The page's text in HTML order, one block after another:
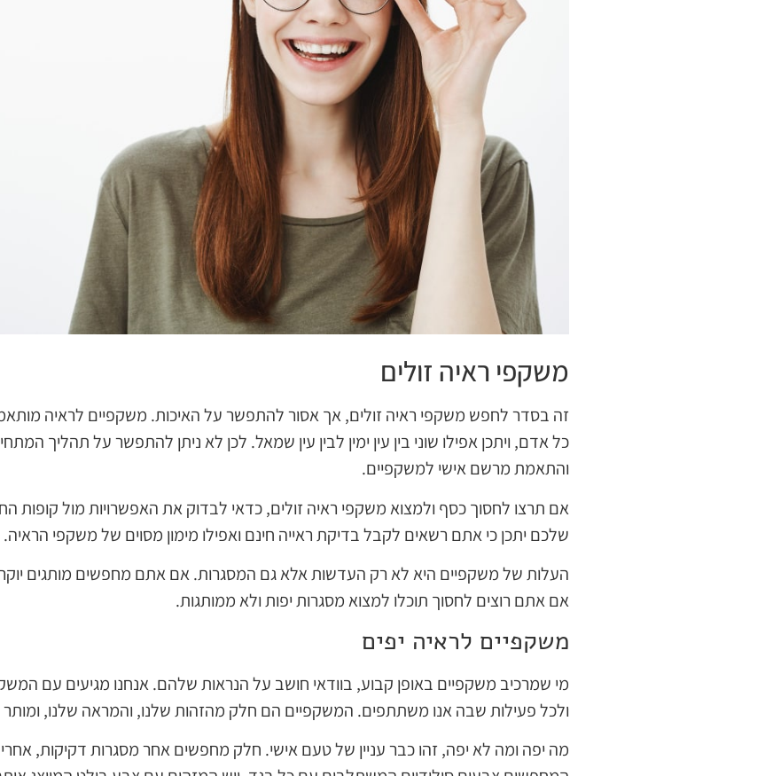
משקפי ראיה זולים
זה בסדר לחפש משקפי ראיה זולים, אך אסור להתפשר על האיכות. משקפיים לראיה
כל אדם, ויתכן אפילו שוני בין עין ימין לבין עין שמאל. לכן לא ניתן להתפשר על תהליך
והתאמת מרשם אישי למשקפיים.
אם תרצו לחסוך כסף ולמצוא משקפי ראיה זולים, כדאי לבדוק את האפשרויות מול קופות
שלכם יתכן כי אתם רשאים לקבל בדיקת ראייה חינם ואפילו מימון מסוים של משקפי הראיה.
העלות של משקפיים היא לא רק העדשות אלא גם המסגרות. אם אתם מחפשים מותגים
אם אתם רוצים לחסוך תוכלו למצוא מסגרות יפות ולא ממותגות.
משקפיים לראיה יפים
מי שמרכיב משקפיים באופן קבוע, בוודאי חושב על הנראות שלהם. אנחנו מגיעים עם
ולכל פעילות שבה אנו משתתפים. המשקפיים הם חלק מהזהות שלנו, והמראה שלנו,
מה יפה ומה לא יפה, זהו כבר עניין של טעם אישי. חלק מחפשים אחר מסגרות דקיקות,